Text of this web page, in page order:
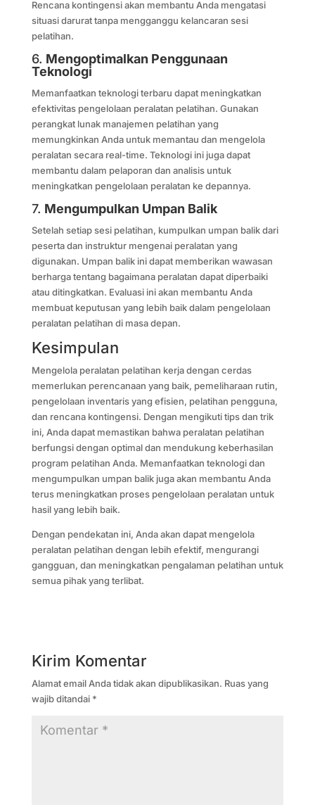
Rencana kontingensi akan membantu Anda mengatasi
situasi darurat tanpa mengganggu kelancaran sesi
pelatihan.
6. Mengoptimalkan Penggunaan
Teknologi
Memanfaatkan teknologi terbaru dapat meningkatkan
efektivitas pengelolaan peralatan pelatihan. Gunakan
perangkat lunak manajemen pelatihan yang
memungkinkan Anda untuk memantau dan mengelola
peralatan secara real-time. Teknologi ini juga dapat
membantu dalam pelaporan dan analisis untuk
meningkatkan pengelolaan peralatan ke depannya.
7. Mengumpulkan Umpan Balik
Setelah setiap sesi pelatihan, kumpulkan umpan balik dari
peserta dan instruktur mengenai peralatan yang
digunakan. Umpan balik ini dapat memberikan wawasan
berharga tentang bagaimana peralatan dapat diperbaiki
atau ditingkatkan. Evaluasi ini akan membantu Anda
membuat keputusan yang lebih baik dalam pengelolaan
peralatan pelatihan di masa depan.
Kesimpulan
Mengelola peralatan pelatihan kerja dengan cerdas
memerlukan perencanaan yang baik, pemeliharaan rutin,
pengelolaan inventaris yang efisien, pelatihan pengguna,
dan rencana kontingensi. Dengan mengikuti tips dan trik
ini, Anda dapat memastikan bahwa peralatan pelatihan
berfungsi dengan optimal dan mendukung keberhasilan
program pelatihan Anda. Memanfaatkan teknologi dan
mengumpulkan umpan balik juga akan membantu Anda
terus meningkatkan proses pengelolaan peralatan untuk
hasil yang lebih baik.
Dengan pendekatan ini, Anda akan dapat mengelola
peralatan pelatihan dengan lebih efektif, mengurangi
gangguan, dan meningkatkan pengalaman pelatihan untuk
semua pihak yang terlibat.
Kirim Komentar
Alamat email Anda tidak akan dipublikasikan. Ruas yang
wajib ditandai *